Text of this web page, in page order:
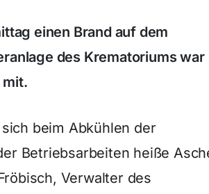
einen Brand auf dem
des Krematoriums war
mit.
beim Abkühlen der
Betriebsarbeiten heiße
Verwalter des